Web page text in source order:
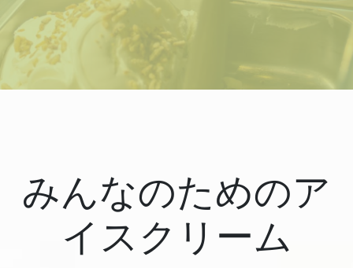
みんなのためのア
イスクリーム